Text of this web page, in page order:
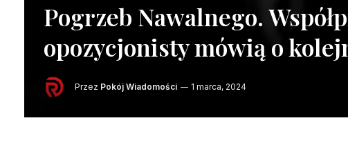
Pogrzeb Nawalnego.
opozycjonisty mówią o
Przez Pokój Wiadomości 1 marca, 2024